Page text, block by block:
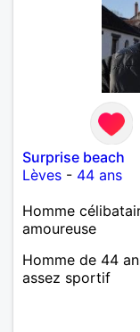
Surprise beach
Lèves - 44 ans
Homme
amoureuse
Homme de 44
assez sportif